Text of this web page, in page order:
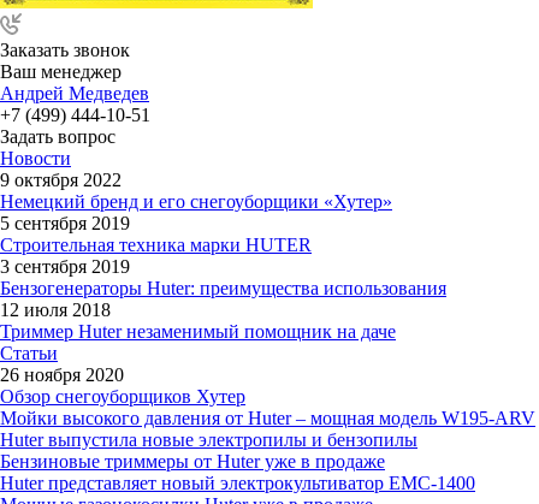
Заказать звонок
Ваш менеджер
Андрей Медведев
+7 (499) 444-10-51
Задать вопрос
Новости
9 октября 2022
Немецкий бренд и его снегоуборщики «Хутер»
5 сентября 2019
Строительная техника марки HUTER
3 сентября 2019
Бензогенераторы Huter: преимущества использования
12 июля 2018
Триммер Huter незаменимый помощник на даче
Статьи
26 ноября 2020
Обзор снегоуборщиков Хутер
Мойки высокого давления от Huter – мощная модель W195-ARV
Huter выпустила новые электропилы и бензопилы
Бензиновые триммеры от Huter уже в продаже
Huter представляет новый электрокультиватор EMC-1400